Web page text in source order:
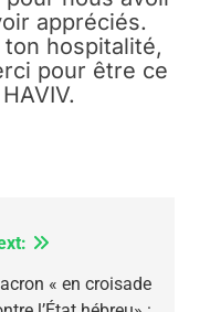
appréciés.
hospitalité,
pour être ce
« en croisade